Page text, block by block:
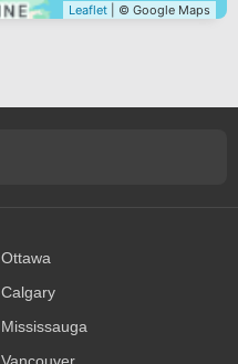
Leaflet | © Google Maps
Ottawa
Calgary
Mississauga